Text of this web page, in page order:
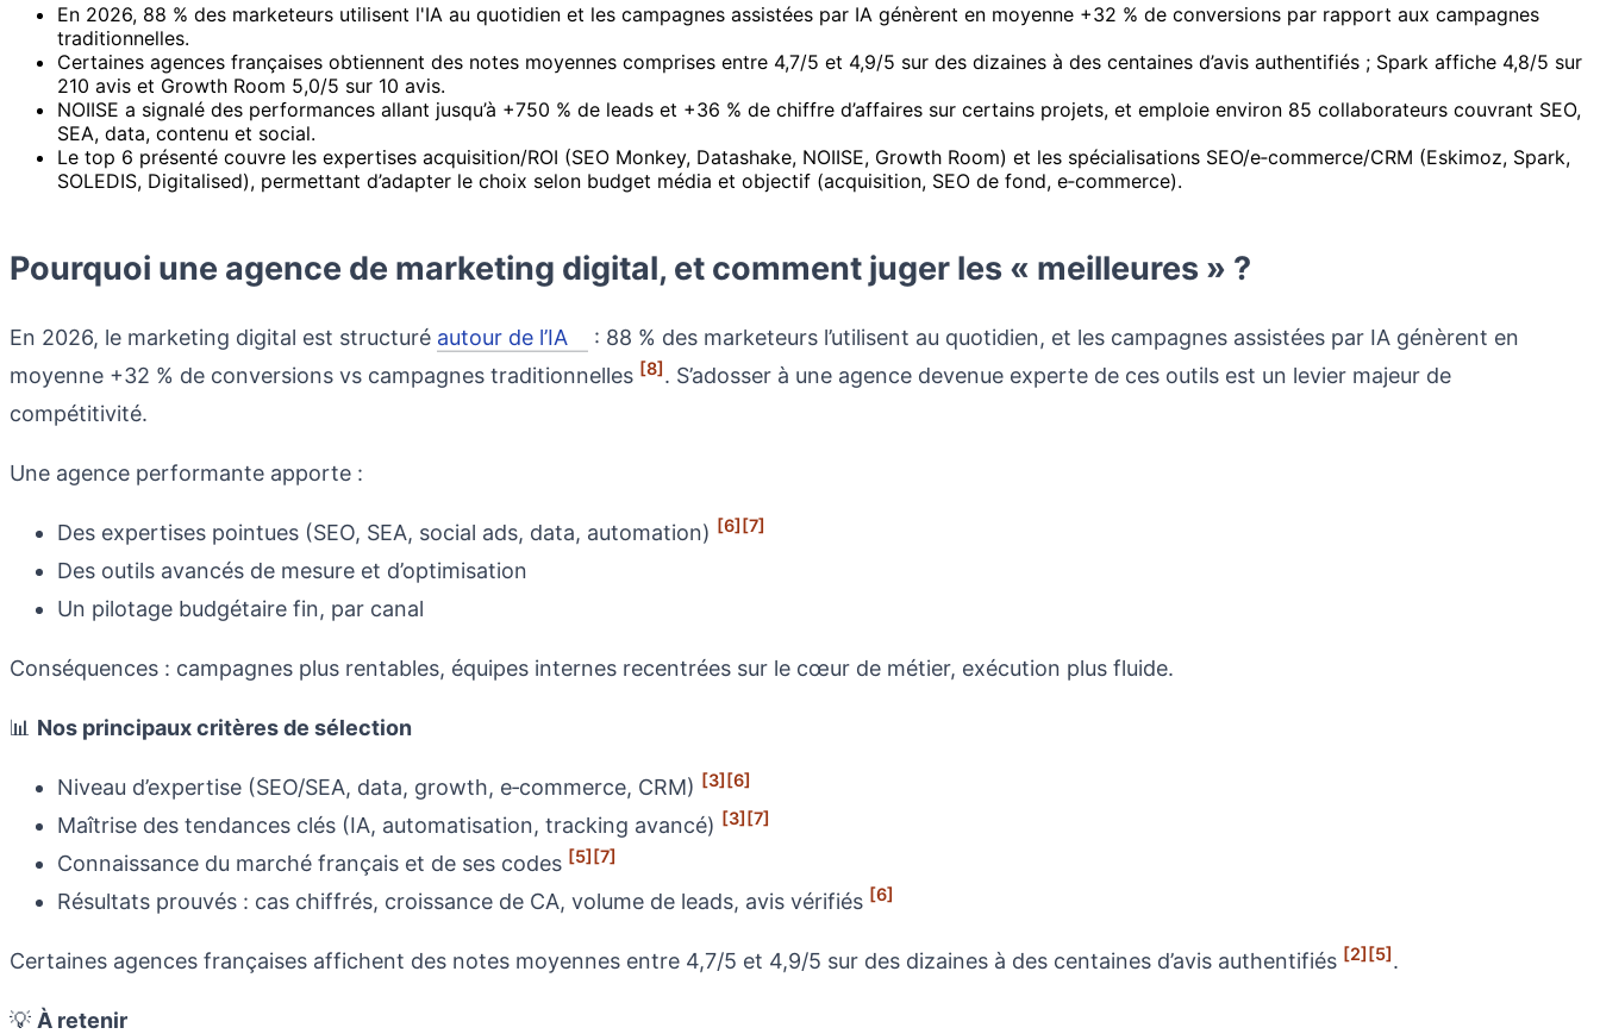
En 2026, 88 % des marketeurs utilisent l'IA au quotidien et les campagnes assistées par IA génèrent en moyenne +32 % de conversions par rapport aux campagnes
traditionnelles.
Certaines agences françaises obtiennent des notes moyennes comprises entre 4,7/5 et 4,9/5 sur des dizaines à des centaines d’avis authentifiés ; Spark affiche 4,8/5 sur
210 avis et Growth Room 5,0/5 sur 10 avis.
NOIISE a signalé des performances allant jusqu’à +750 % de leads et +36 % de chiffre d’affaires sur certains projets, et emploie environ 85 collaborateurs couvrant SEO,
SEA, data, contenu et social.
Le top 6 présenté couvre les expertises acquisition/ROI (SEO Monkey, Datashake, NOIISE, Growth Room) et les spécialisations SEO/e‑commerce/CRM (Eskimoz, Spark,
SOLEDIS, Digitalised), permettant d’adapter le choix selon budget média et objectif (acquisition, SEO de fond, e‑commerce).
Pourquoi une agence de marketing digital, et comment juger les « meilleures » ?
En 2026, le marketing digital est structuré autour de l’IA
: 88 % des marketeurs l’utilisent au quotidien, et les campagnes assistées par IA génèrent en
moyenne +32 % de conversions vs campagnes traditionnelles [8]. S’adosser à une agence devenue experte de ces outils est un levier majeur de
compétitivité.
Une agence performante apporte :
Des expertises pointues (SEO, SEA, social ads, data, automation) [6][7]
Des outils avancés de mesure et d’optimisation
Un pilotage budgétaire fin, par canal
Conséquences : campagnes plus rentables, équipes internes recentrées sur le cœur de métier, exécution plus fluide.
📊 Nos principaux critères de sélection
Niveau d’expertise (SEO/SEA, data, growth, e‑commerce, CRM) [3][6]
Maîtrise des tendances clés (IA, automatisation, tracking avancé) [3][7]
Connaissance du marché français et de ses codes [5][7]
Résultats prouvés : cas chiffrés, croissance de CA, volume de leads, avis vérifiés [6]
Certaines agences françaises affichent des notes moyennes entre 4,7/5 et 4,9/5 sur des dizaines à des centaines d’avis authentifiés [2][5].
💡 À retenir